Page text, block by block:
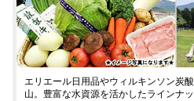
エリエール日用品やウィルキンソン炭
山。豊富な水資源を活かしたラインナ